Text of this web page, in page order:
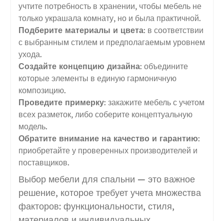
учтите потребность в хранении, чтобы мебель не
только украшала комнату, но и была практичной.
Подберите материалы и цвета: в соответствии
с выбранным стилем и предполагаемым уровнем
ухода.
Создайте концепцию дизайна: объедините
которые элементы в единую гармоничную
композицию.
Проведите примерку: закажите мебель с учетом
всех разметок, либо соберите концептуальную
модель.
Обратите внимание на качество и гарантию:
приобретайте у проверенных производителей и
поставщиков.
Выбор мебели для спальни — это важное
решение, которое требует учета множества
факторов: функциональности, стиля,